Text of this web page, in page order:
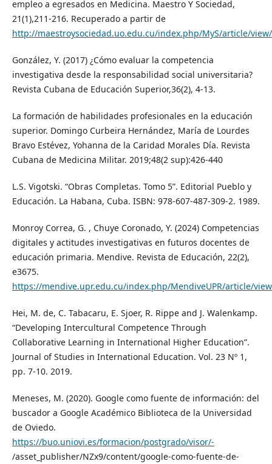
empleo a egresados en Medicina. Maestro Y Sociedad,
21(1),211-216. Recuperado a partir de
http://maestroysociedad.uo.edu.cu/index.php/MyS/article/
González, Y. (2017) ¿Cómo evaluar la competencia
investigativa desde la responsabilidad social universitaria?
Revista Cubana de Educación Superior,36(2), 4-13.
La formación de habilidades profesionales en la educación
superior. Domingo Curbeira Hernández, María de Lourdes
Bravo Estévez, Yohanna de la Caridad Morales Día. Revista
Cubana de Medicina Militar. 2019;48(2 sup):426-440
L.S. Vigotski. “Obras Completas. Tomo 5”. Editorial Pueblo y
Educación. La Habana, Cuba. ISBN: 978-607-487-309-2. 1989.
Monroy Correa, G. , Chuye Coronado, Y. (2024) Competencias
digitales y actitudes investigativas en futuros docentes de
educación primaria. Mendive. Revista de Educación, 22(2),
e3675.
https://mendive.upr.edu.cu/index.php/MendiveUPR/article/
Hei, M. de, C. Tabacaru, E. Sjoer, R. Rippe and J. Walenkamp.
“Developing Intercultural Competence Through
Collaborative Learning in International Higher Education”.
Journal of Studies in International Education. Vol. 23 Nº 1,
pp. 7-10. 2019.
Meneses, M. (2020). Google como fuente de información: del
buscador a Google Académico Biblioteca de la Universidad
de Oviedo.
https://buo.uniovi.es/formacion/postgrado/visor/-
/asset_publisher/NZx9/content/google-como-fuente-de-